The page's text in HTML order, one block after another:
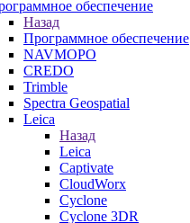
обеспечение
Назад
Программное обеспечение
NAVMOPO
CREDO
Trimble
Spectra Geospatial
Leica
Назад
Leica
Captivate
CloudWorx
Cyclone
Cyclone 3DR